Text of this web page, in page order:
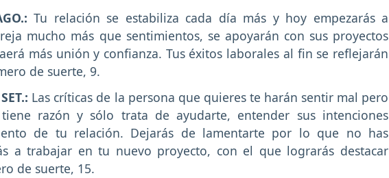
Tu relación se estabiliza cada día más y hoy empezarás a
mucho más que sentimientos, se apoyarán con sus proyectos
más unión y confianza. Tus éxitos laborales al fin se reflejarán
de suerte, 9.
Las críticas de la persona que quieres te harán sentir mal pero
razón y sólo trata de ayudarte, entender sus intenciones
de tu relación. Dejarás de lamentarte por lo que no has
a trabajar en tu nuevo proyecto, con el que lograrás destacar
de suerte, 15.